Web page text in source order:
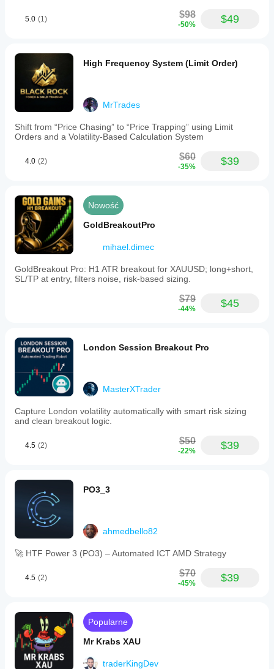
5.0 (1) $98
-50% $49
High Frequency System (Limit Order)
MrTrades
Shift from “Price Chasing” to “Price Trapping” using Limit
Orders and a Volatility-Based Calculation System
4.0 (2) $60
-35% $39
Nowość
GoldBreakoutPro
mihael.dimec
GoldBreakout Pro: H1 ATR breakout for XAUUSD; long+short,
SL/TP at entry, filters noise, risk-based sizing.
$79
-44% $45
London Session Breakout Pro
MasterXTrader
Capture London volatility automatically with smart risk sizing
and clean breakout logic.
4.5 (2) $50
-22% $39
PO3_3
ahmedbello82
🚀 HTF Power 3 (PO3) – Automated ICT AMD Strategy
4.5 (2) $70
-45% $39
Popularne
Mr Krabs XAU
traderKingDev